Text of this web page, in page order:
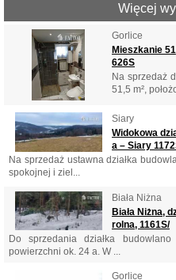
Więcej
Gorlice
Mieszkanie
626S
Na sprzedaż
51,5 m²,
Siary
Widokowa
a – Siary
Na sprzedaż ustawna działka
spokojnej i ziel...
Biała Niżna
Biała Niżna,
rolna, 1161S/
Do sprzedania działka
powierzchni ok. 24 a. W ...
Gorlice